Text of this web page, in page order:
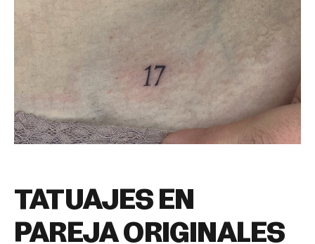
TATUAJES EN
PAREJA ORIGINALES